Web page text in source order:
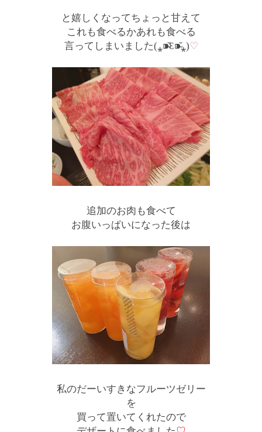
と嬉しくなってちょっと甘えて
これも食べるかあれも食べる
言ってしまいました(⁎⁍̴̆Ɛ⁍̴̆⁎)♡
追加のお肉も食べて
お腹いっぱいになった後は
私のだーいすきなフルーツゼリー
を
買って置いてくれたので